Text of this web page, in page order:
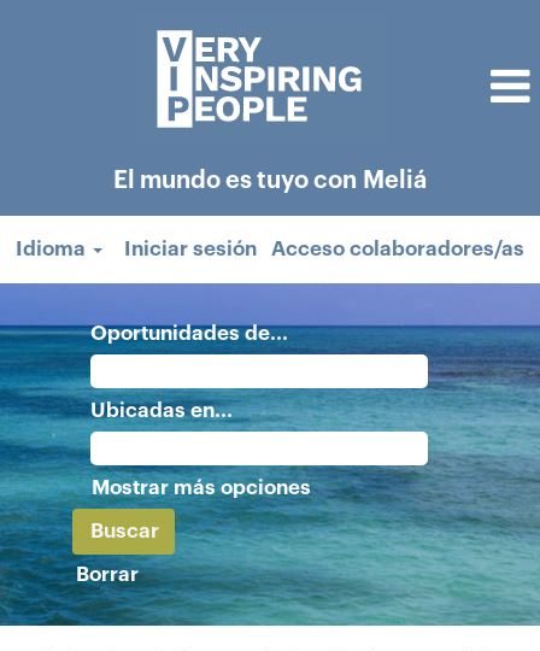
El mundo es tuyo con Meliá
Idioma Iniciar sesión Acceso colaboradores/as
Oportunidades de...
Ubicadas en...
Mostrar más opciones
Borrar